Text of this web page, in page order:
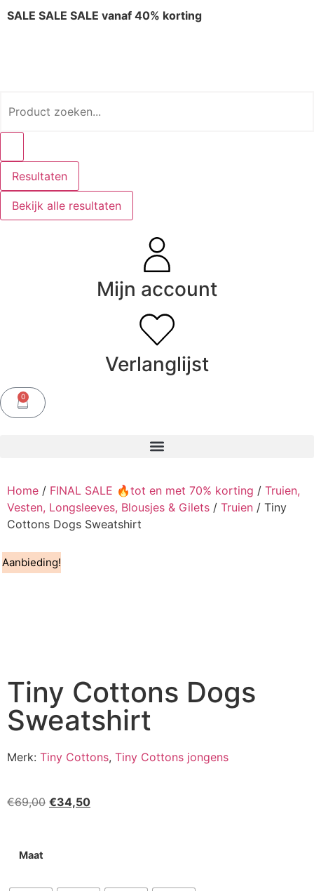
SALE SALE SALE vanaf 40% korting
Resultaten
Bekijk alle resultaten
Mijn account
Verlanglijst
0
Home / FINAL SALE 🔥tot en met 70% korting / Truien,
Vesten, Longsleeves, Blousjes & Gilets / Truien / Tiny
Cottons Dogs Sweatshirt
Aanbieding!
Tiny Cottons Dogs
Sweatshirt
Merk: Tiny Cottons, Tiny Cottons jongens
€69,00 €34,50
Maat